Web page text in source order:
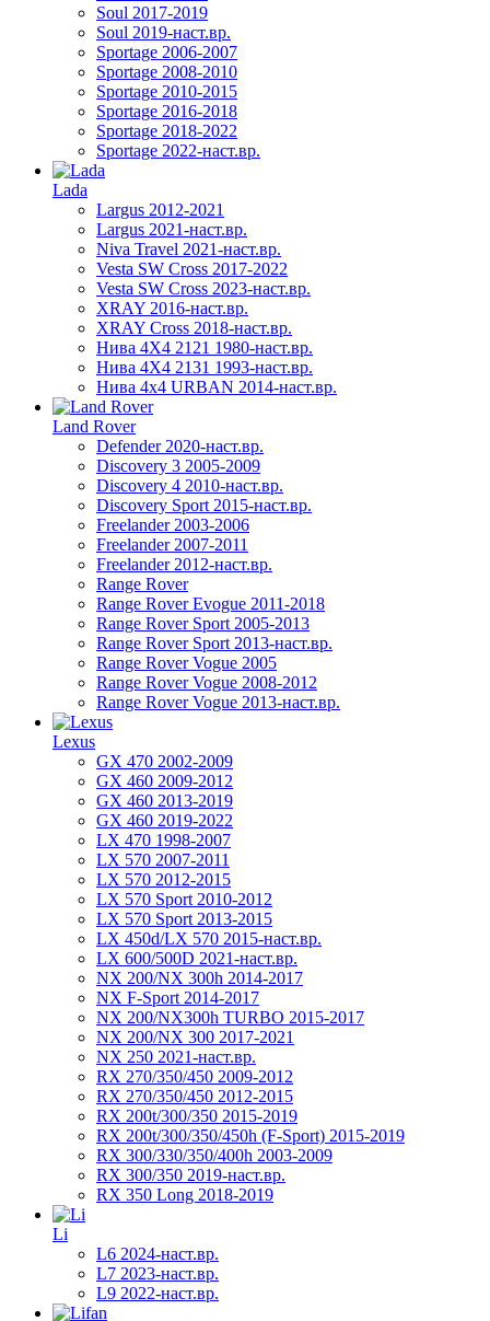
Soul 2017-2019
Soul 2019-наст.вр.
Sportage 2006-2007
Sportage 2008-2010
Sportage 2010-2015
Sportage 2016-2018
Sportage 2018-2022
Sportage 2022-наст.вр.
Lada
Largus 2012-2021
Largus 2021-наст.вр.
Niva Travel 2021-наст.вр.
Vesta SW Cross 2017-2022
Vesta SW Cross 2023-наст.вр.
XRAY 2016-наст.вр.
XRAY Cross 2018-наст.вр.
Нива 4X4 2121 1980-наст.вр.
Нива 4X4 2131 1993-наст.вр.
Нива 4х4 URBAN 2014-наст.вр.
Land Rover
Defender 2020-наст.вр.
Discovery 3 2005-2009
Discovery 4 2010-наст.вр.
Discovery Sport 2015-наст.вр.
Freelander 2003-2006
Freelander 2007-2011
Freelander 2012-наст.вр.
Range Rover
Range Rover Evogue 2011-2018
Range Rover Sport 2005-2013
Range Rover Sport 2013-наст.вр.
Range Rover Vogue 2005
Range Rover Vogue 2008-2012
Range Rover Vogue 2013-наст.вр.
Lexus
GX 470 2002-2009
GX 460 2009-2012
GX 460 2013-2019
GX 460 2019-2022
LX 470 1998-2007
LX 570 2007-2011
LX 570 2012-2015
LX 570 Sport 2010-2012
LX 570 Sport 2013-2015
LX 450d/LX 570 2015-наст.вр.
LX 600/500D 2021-наст.вр.
NX 200/NX 300h 2014-2017
NX F-Sport 2014-2017
NX 200/NX300h TURBO 2015-2017
NX 200/NX 300 2017-2021
NX 250 2021-наст.вр.
RX 270/350/450 2009-2012
RX 270/350/450 2012-2015
RX 200t/300/350 2015-2019
RX 200t/300/350/450h (F-Sport) 2015-2019
RX 300/330/350/400h 2003-2009
RX 300/350 2019-наст.вр.
RX 350 Long 2018-2019
Li
L6 2024-наст.вр.
L7 2023-наст.вр.
L9 2022-наст.вр.